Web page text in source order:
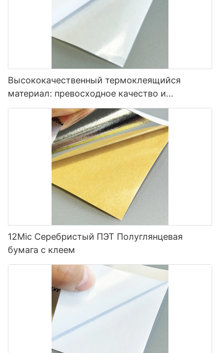
Высококачественный термоклеящийся
материал: превосходное качество и
универсальность.
12Mic Серебристый ПЭТ Полуглянцевая
бумага с клеем